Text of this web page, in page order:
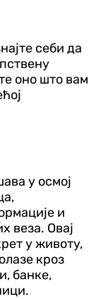
себи да
оно што вам
у осмој
и
веза. Овај
у животу,
кроз
банке,